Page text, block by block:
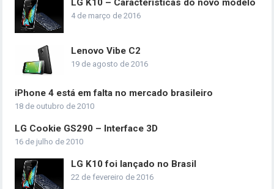
4 de março de 2016
Lenovo Vibe C2
19 de agosto de 2016
iPhone 4 está em falta no mercado brasileiro
18 de outubro de 2010
LG Cookie GS290 – Interface 3D
16 de julho de 2010
LG K10 foi lançado no Brasil
22 de fevereiro de 2016